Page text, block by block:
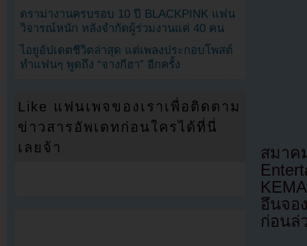
สมาค
อึนจอ
ก่อนล่
ดราม่างานครบรอบ 10 ปี BLACKPINK แฟน
วิจารณ์หนัก หลังจำกัดผู้ร่วมงานแค่ 40 คน
ไอยูอัปเดตชีวิตล่าสุด แต่เพลงประกอบโพสต์
ทำแฟนๆ พูดถึง “จางกีฮา” อีกครั้ง
Like แฟนเพจของเราเพื่อติดตาม
ข่าวสารอัพเดทก่อนใครได้ที่นี่
เลยจ้า